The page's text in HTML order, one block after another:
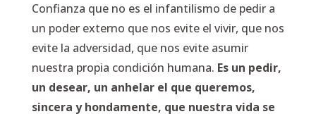
Confianza que no es el infantilismo de pedir a
un poder externo que nos evite el vivir, que nos
evite la adversidad, que nos evite asumir
nuestra propia condición humana. Es un pedir,
un desear, un anhelar el que queremos,
sincera y hondamente, que nuestra vida se